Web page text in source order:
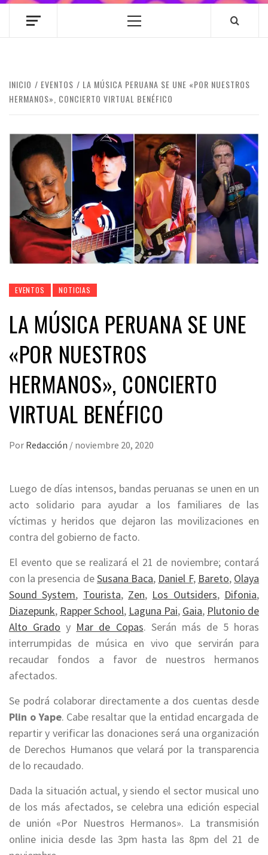
Menú
INICIO EVENTOS
LA MÚSICA PERUANA SE UNE «POR NUESTROS
HERMANOS», CONCIERTO VIRTUAL BENÉFICO
EVENTOS NOTICIAS
LA MÚSICA PERUANA SE UNE
«POR NUESTROS
HERMANOS», CONCIERTO
VIRTUAL BENÉFICO
Por Redacción / noviembre 20, 2020
Luego de días intensos, bandas peruanas se unen en un
acto solidario para ayudar a los familiares de las
víctimas y heridos que dejaron las movilizaciones en
contra del gobierno de facto.
El evento que se realizará el 21 de noviembre; contará
con la presencia deSusana Baca, Daniel F, Bareto, Olaya
Sound System, Tourista, Zen, Los Outsiders, Difonia,
Diazepunk, Rapper School, Laguna Pai, Gaia, Plutonio de
Alto Grado y Mar de Copas. Serán más de 5 horas
interrumpidas de música en vivo que servirán para
recaudar fondos a favor de nuestros hermanos
afectados.
Se podrá colaborar directamente a dos cuentas desde
Plin o Yape. Cabe resaltar que la entidad encargada de
repartir y verificar las donaciones será una organización
de Derechos Humanos que velará por la transparencia
de lo recaudado.
Dada la situación actual, y siendo el sector musical uno
de los más afectados, se celebra una edición especial
de unión «Por Nuestros Hermanos». La transmisión
online inicia desde las 3pm hasta las 8pm del 21 de